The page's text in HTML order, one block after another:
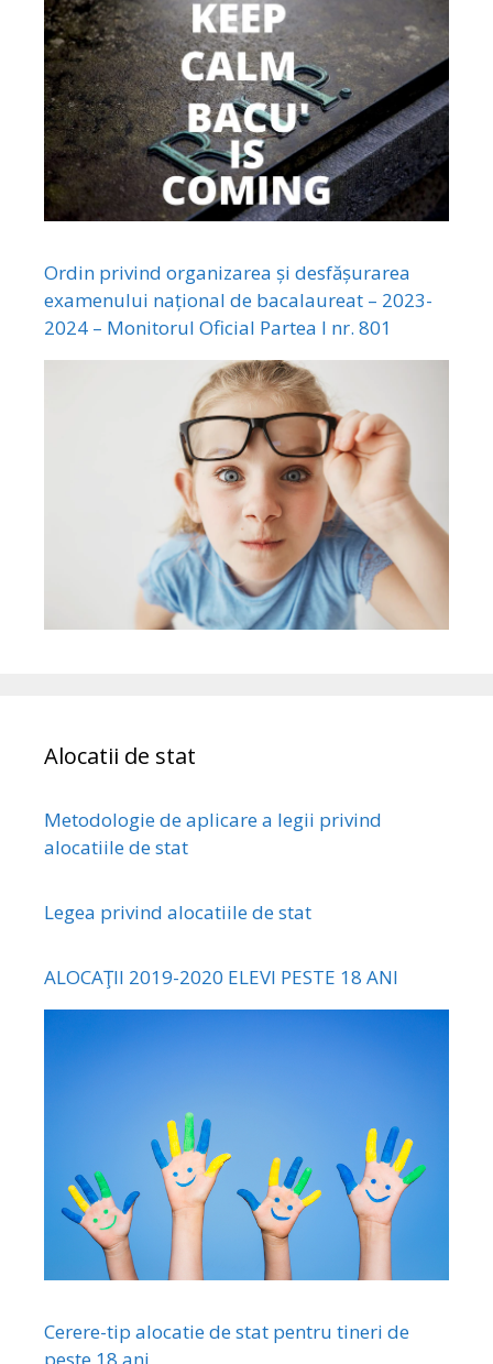
Ordin privind organizarea și desfășurarea
examenului național de bacalaureat – 2023-
2024 – Monitorul Oficial Partea I nr. 801
Alocatii de stat
Metodologie de aplicare a legii privind
alocatiile de stat
Legea privind alocatiile de stat
ALOCAŢII 2019-2020 ELEVI PESTE 18 ANI
Cerere-tip alocatie de stat pentru tineri de
peste 18 ani